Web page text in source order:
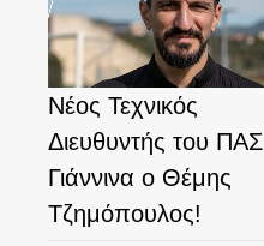
Νέος Τεχνικός
Διευθυντής του ΠΑΣ
Γιάννινα ο Θέμης
Τζημόπουλος!